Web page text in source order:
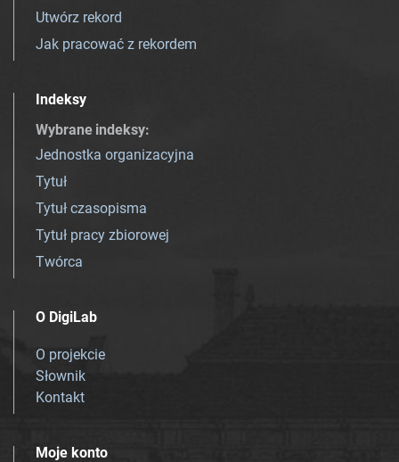
Utwórz rekord
Jak pracować z rekordem
Indeksy
Wybrane indeksy:
Jednostka organizacyjna
Tytuł
Tytuł czasopisma
Tytuł pracy zbiorowej
Twórca
O DigiLab
O projekcie
Słownik
Kontakt
Moje konto